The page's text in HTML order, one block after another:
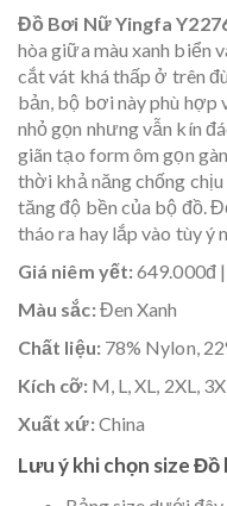
Đồ Bơi Nữ Yingfa
hòa giữa màu xanh biển
cắt vát khá thấp ở trên
bản, bộ bơi này phù hợp
nhỏ gọn nhưng vẫn kín
giãn tạo form ôm gọn
thời khả năng chống
tăng độ bền của bộ đồ.
tháo ra hay lắp vào tùy ý
Giá niêm yết:649.000đ |
Màu sắc:Đen Xanh
Chất liệu:78% Nylon,
Kích cỡ: M, L, XL, 2XL,
Xuất xứ:China
Lưu ý khi chọn size